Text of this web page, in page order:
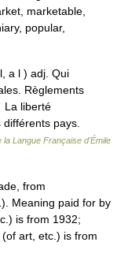
marketable,
popular,
a l ) adj. Qui
Règlements
La liberté
pays.
la Langue Française d'Émile
from
Meaning paid for by
is from 1932;
art, etc.) is from